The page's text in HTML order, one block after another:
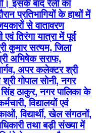
इसके बाद रैली का
प्रतिभागियों के हाथों में
से वातावरण
तिरंगा यात्रा में पूर्व
कुमार सत्यम, जिला
अभिषेक सराफ,
अपर कलेक्टर श्री
गोपाल सोनी, नगर
सिंह ठाकुर, नगर पालिका के
विद्यालयों एवं
विद्यार्थी, खेल संगठनों,
तथा बड़ी संख्या में